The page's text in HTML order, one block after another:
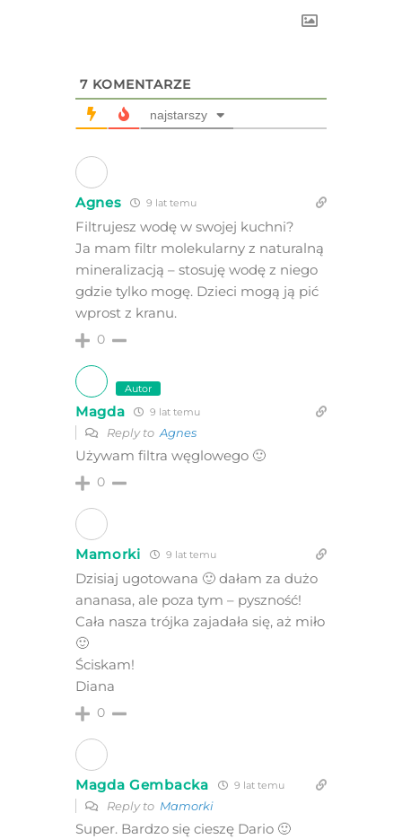
7KOMENTARZE
najstarszy
Agnes 9 lat temu
Filtrujesz wodę w swojej kuchni?
Ja mam filtr molekularny z naturalną
mineralizacją – stosuję wodę z niego
gdzie tylko mogę. Dzieci mogą ją pić
wprost z kranu.
0
Autor
Magda 9 lat temu
Reply toAgnes
Używam filtra węglowego 🙂
0
Mamorki 9 lat temu
Dzisiaj ugotowana 🙂 dałam za dużo
ananasa, ale poza tym – pyszność!
Cała nasza trójka zajadała się, aż miło
🙂
Ściskam!
Diana
0
Magda Gembacka 9 lat temu
Reply to Mamorki
Super. Bardzo się cieszę Dario 🙂